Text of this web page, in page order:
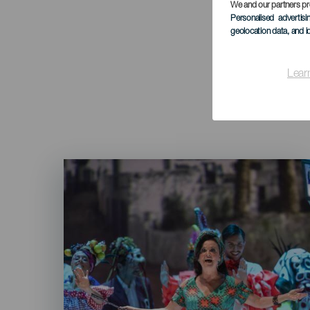
We and our partners
Personalised
geolocation data, and
Imagen
Listado